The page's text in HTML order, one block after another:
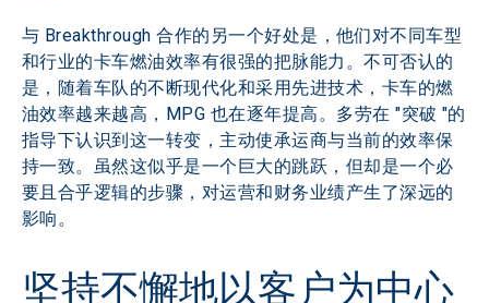
与 Breakthrough 合作的另一个好处是，他们对不同车型
和行业的卡车燃油效率有很强的把脉能力。不可否认的
是，随着车队的不断现代化和采用先进技术，卡车的燃
油效率越来越高，MPG 也在逐年提高。多劳在 "突破 "的
指导下认识到这一转变，主动使承运商与当前的效率保
持一致。虽然这似乎是一个巨大的跳跃，但却是一个必
要且合乎逻辑的步骤，对运营和财务业绩产生了深远的
影响。
坚持不懈地以客户为中心